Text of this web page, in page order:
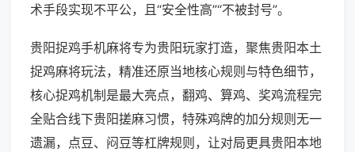
术手段实现不平公，且“安全性高”“不被封号”。
贵阳捉鸡手机麻将专为贵阳玩家打造，聚焦贵阳本土
捉鸡麻将玩法，精准还原当地核心规则与特色细节，
核心捉鸡机制是最大亮点，翻鸡、算鸡、奖鸡流程完
全贴合线下贵阳搓麻习惯，特殊鸡牌的加分规则无一
遗漏，点豆、闷豆等杠牌规则，让对局更具贵阳本地